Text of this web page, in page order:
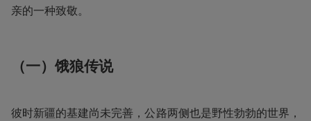
亲的一种致敬。
（一）饿狼传说
彼时新疆的基建尚未完善，公路两侧也是野性勃勃的世界，